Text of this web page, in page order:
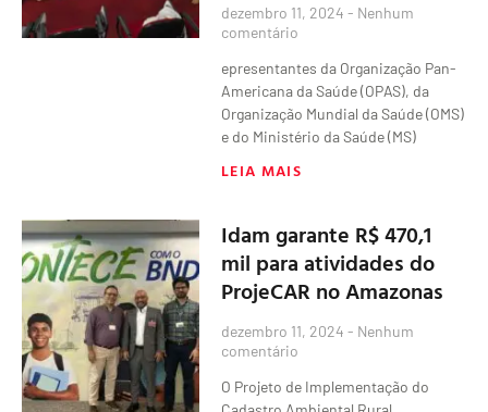
dezembro 11, 2024 Nenhum
comentário
epresentantes da Organização Pan-
Americana da Saúde (OPAS), da
Organização Mundial da Saúde (OMS)
e do Ministério da Saúde (MS)
LEIA MAIS
Idam garante R$ 470,1
mil para atividades do
ProjeCAR no Amazonas
dezembro 11, 2024 Nenhum
comentário
O Projeto de Implementação do